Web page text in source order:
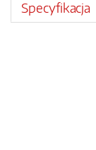
Specyfikacja